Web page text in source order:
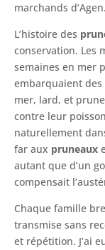
marchands d’Agen.
L’histoire des
conservation. Les
semaines en mer
embarquaient
mer, lard, et
contre leur
naturellement
far aux pruneaux
autant que d’un
compensait
Chaque famille
transmise sans
et répétition. J’ai